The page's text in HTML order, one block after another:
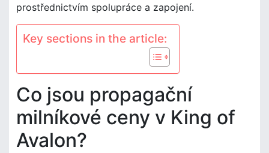
prostřednictvím spolupráce a zapojení.
Key sections in the article:
Co jsou propagační
milníkové ceny v King of
Avalon?